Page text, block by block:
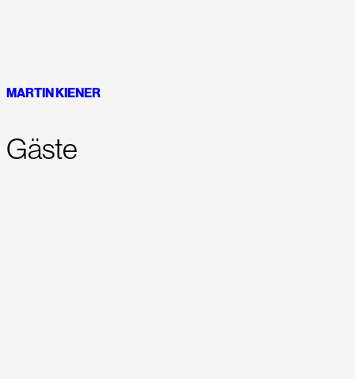
MARTIN KIENER
Gäste